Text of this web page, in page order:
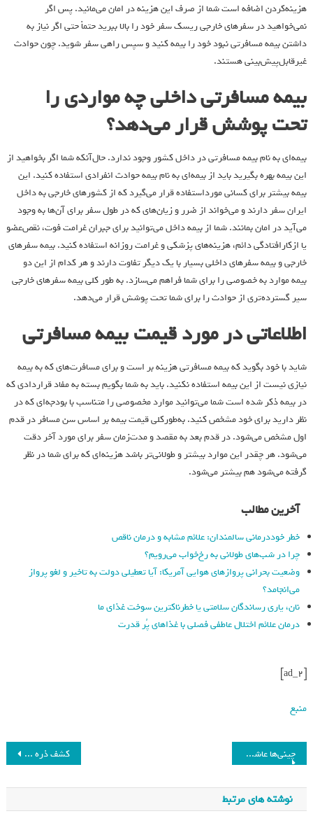
هزینه‌کردن اضافه است شما از صرف این هزینه در امان می‌مانید. پس اگر
نمی‌خواهید در سفرهای خارجی ریسک سفر خود را بالا ببرید حتماً حتی اگر نیاز به
داشتن بیمه مسافرتی نبود خود را بیمه کنید و سپس راهی سفر شوید. چون حوادث
غیرقابل‌پیش‌بینی هستند.
بیمه مسافرتی داخلی چه مواردی را
تحت پوشش قرار می‌دهد؟
بیمه‌ای به نام بیمه مسافرتی در داخل کشور وجود ندارد. حال‌آنکه شما اگر بخواهید از
این بیمه بهره بگیرید باید از بیمه‌ای به نام بیمه حوادث انفرادی استفاده کنید. این
بیمه بیشتر برای کسانی مورداستفاده قرار می‌گیرد که از کشورهای خارجی به داخل
ایران سفر دارند و می‌خواند از ضرر و زیان‌های که در طول سفر برای آن‌ها به وجود
می‌آید در امان بمانند. شما از بیمه داخل می‌توانید برای جبران غرامت فوت، نقص‌عضو
یا ازکارافتادگی دائم، هزینه‌های پزشکی و غرامت روزانه استفاده کنید. بیمه سفرهای
خارجی و بیمه سفرهای داخلی بسیار با یک دیگر تفاوت دارند و هر کدام از این دو
بیمه موارد به خصوصی را برای شما فراهم می‌سازد. به طور کلی بیمه سفرهای خارجی
سیر گسترده‌تری از حوادث را برای شما تحت پوشش قرار می‌دهد.
اطلاعاتی در مورد قیمت بیمه مسافرتی
شاید با خود بگوید که بیمه مسافرتی هزینه بر است و برای مسافرت‌های که به بیمه
نیازی نیست از این بیمه استفاده نکنید. باید به شما بگویم بسته به مفاد قراردادی که
در بیمه ذکر شده است شما می‌توانید موارد مخصوصی را متناسب با بودجه‌ای که در
نظر دارید برای خود مشخص کنید. به‌طورکلی قیمت بیمه بر اساس سن مسافر در قدم
اول مشخص می‌شود. در قدم بعد به مقصد و مدت‌زمان سفر برای مورد آخر دقت
می‌شود. هر چقدر این موارد بیشتر و طولانی‌تر باشد هزینه‌ای که برای شما در نظر
گرفته می‌شود هم بیشتر می‌شود.
آخرین مطالب
خطر خوددرمانی سالمندان: علائم مشابه و درمان ناقص
چرا در شب‌های طولانی به رخ‌خواب می‌رویم؟
وضعیت بحرانی پروازهای هوایی آمریکا: آیا تعطیلی دولت به تاخیر و لغو پرواز
می‌انجامد؟
نان، یاری رساندگان سلامتی یا خطرناکترین سوخت غذای ما
درمان علائم اختلال عاطفی فصلی با غذاهای پُر قدرت
منبع
کشف ذره پرانرژی آماتراسو یا «الهه خورشید» راه را برای یک فیزیک جدید باز می‌کند چینی‌ها عاشق این گوشی ارزان هستند!
نوشته های مرتبط